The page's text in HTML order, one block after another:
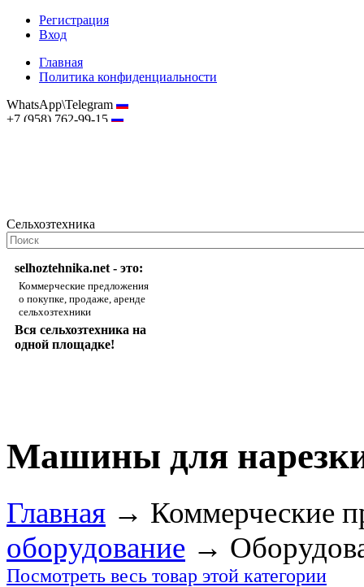
Регистрация
Вход
Главная
Политика конфиденциальности
WhatsApp\Telegram
+7 (958) 762-99-15
Сельхозтехника
selhoztehnika.net - это:
Коммерческие предложения
о покупке, продаже, аренде
сельхозтехники
Вся сельхозтехника на
одной площадке!
Машины для
Главная → Коммерческие
оборудование →
Посмотреть весь товар этой категории